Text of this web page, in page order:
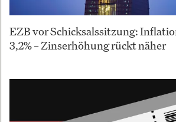
EZB vor Schicksalssitzung:
3,2% – Zinserhöhung rückt näher